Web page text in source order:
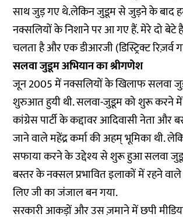
साथ जुड़ गए थे.लेकिन जुडूम से जुड़ने के बाद
नक्सलियों के निशाने पर आ गए हैं. मेरे दो बेटे
चलता है और एक डीआरजी (डिस्ट्रिक्ट रिज़र्व
सलवा जुडूम अभियान का श्रीगणेश
जून 2005 में नक्सलियों के खिलाफ सलवा
शुरुआत हुयी थी. सलवा-जुडूम को शुरू करने
कांग्रेस पार्टी के कद्दावर आदिवासी नेता और
जाने वाले महेंद्र कर्मा की अहम् भूमिका थी.
सफाया करने के उद्देश्य से शुरू हुआ सलवा
बस्तर के नक्सल प्रभावित इलाकों में रहने
लिए जी का जंजाल बन गया.
सरकारी आकड़ों और उस ज़माने में छपी मीडिया